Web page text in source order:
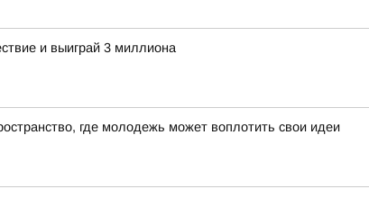
и выиграй 3 миллиона
где молодежь может воплотить свои идеи